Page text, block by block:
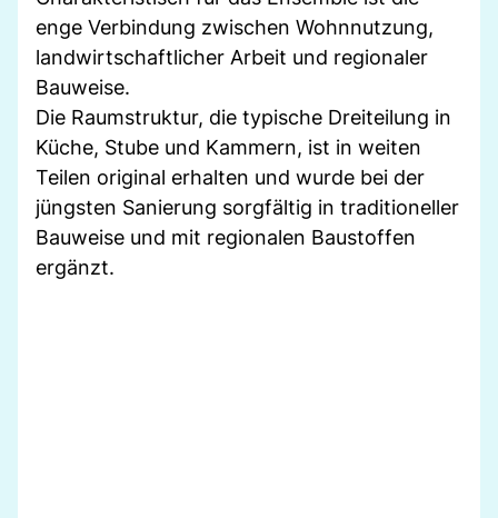
enge Verbindung zwischen Wohnnutzung,
landwirtschaftlicher Arbeit und regionaler
Bauweise.
Die Raumstruktur, die typische Dreiteilung in
Küche, Stube und Kammern, ist in weiten
Teilen original erhalten und wurde bei der
jüngsten Sanierung sorgfältig in traditioneller
Bauweise und mit regionalen Baustoffen
ergänzt.